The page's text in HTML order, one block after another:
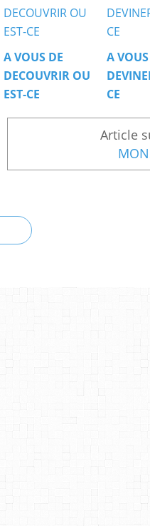
A VOUS DE
DECOUVRIR OU
EST-CE
A
CE